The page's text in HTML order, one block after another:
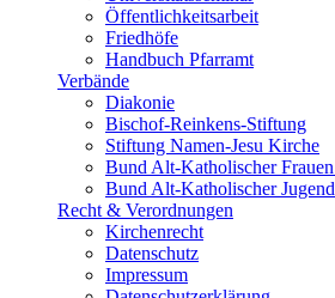
Öffentlichkeitsarbeit
Friedhöfe
Handbuch Pfarramt
Verbände
Diakonie
Bischof-Reinkens-Stiftung
Stiftung Namen-Jesu Kirche
Bund Alt-Katholischer
Bund Alt-Katholischer
Recht & Verordnungen
Kirchenrecht
Datenschutz
Impressum